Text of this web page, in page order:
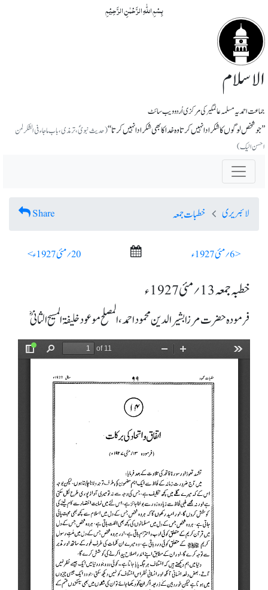
بِسۡمِ اللّٰہِ الرَّحۡمٰنِ الرَّحِیۡمِ
الاسلام
جماعت احمدیہ مسلمہ عالمگیر کی مرکزی اُردو ویب سائٹ
’’جو شخص لوگوں کا شکر ادا نہیں کرتا وہ خدا کا بھی شکر ادا نہیں کرتا‘‘(حدیث نبویؐ، ترمذی، باب ماجاء فی الشکر لمن
احسن الیک)
لائبریری خطبات جمعہ Share
< 6؍ مئی 1927ء 20؍ مئی 1927ء >
خطبہ جمعہ 13؍ مئی 1927ء
فرمودہ حضرت مرزا بشیرالدین محمود احمد، المصلح موعود خلیفۃ المسیح الثانیؓ